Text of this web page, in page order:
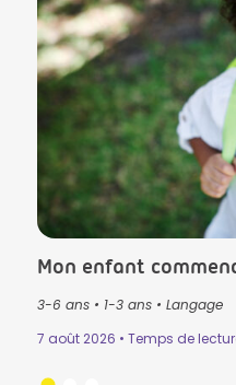
Mon enfant
3-6 ans• 1-3 ans• Langage
7 août 2026 • Temps de